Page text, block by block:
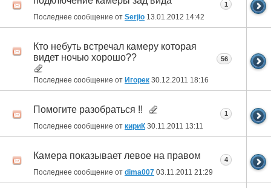
Последнее сообщение от Serjio 13.01.2012 14:42
1
Кто небуть встречал камеру которая
видет ночью хорошо??
Последнее сообщение от Игорек 30.12.2011 18:16
56
Помогите разобраться !!
Последнее сообщение от кириК 30.11.2011 13:11
1
Камера показывает левое на правом
Последнее сообщение от dima007 03.11.2011 21:29
4